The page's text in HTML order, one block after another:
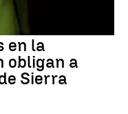
en la
obligan a
Sierra